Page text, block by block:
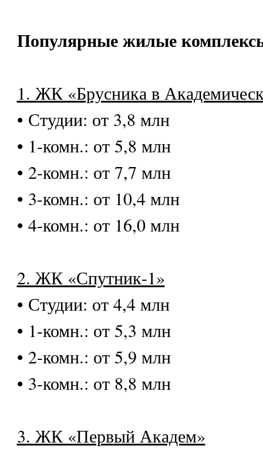
Популярные жилые
1. ЖК «Брусника в
• Студии: от 3,8 млн
• 1-комн.: от 5,8 млн
• 2-комн.: от 7,7 млн
• 3-комн.: от 10,4 млн
• 4-комн.: от 16,0 млн
2. ЖК «Спутник-1»
• Студии: от 4,4 млн
• 1-комн.: от 5,3 млн
• 2-комн.: от 5,9 млн
• 3-комн.: от 8,8 млн
3. ЖК «Первый Академ»